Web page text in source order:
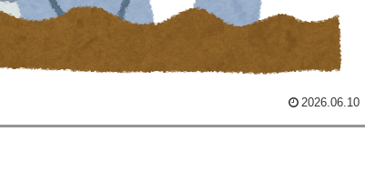
性接待したことが発覚！」
いので韓国が羨ましくて羨ましくて仕方がないん
入が決定的に！メディカル検査をパス！現地サポ
2026.06.10